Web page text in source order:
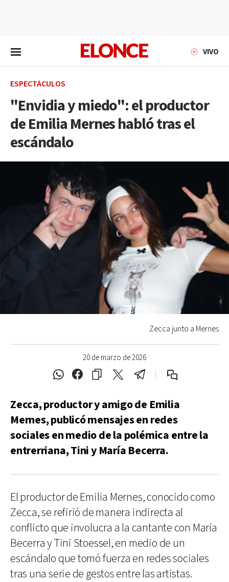
VIVO
ESPECTÁCULOS
"Envidia y miedo": el productor
de Emilia Mernes habló tras el
escándalo
20 de marzo de 2026
Zecca junto a Mernes
Zecca, productor y amigo de Emilia
Mernes, publicó mensajes en redes
sociales en medio de la polémica entre la
entrerriana, Tini y María Becerra.
El productor de Emilia Mernes, conocido como
Zecca, se refirió de manera indirecta al
conflicto que involucra a la cantante con María
Becerra y Tini Stoessel, en medio de un
escándalo que tomó fuerza en redes sociales
tras una serie de gestos entre las artistas.